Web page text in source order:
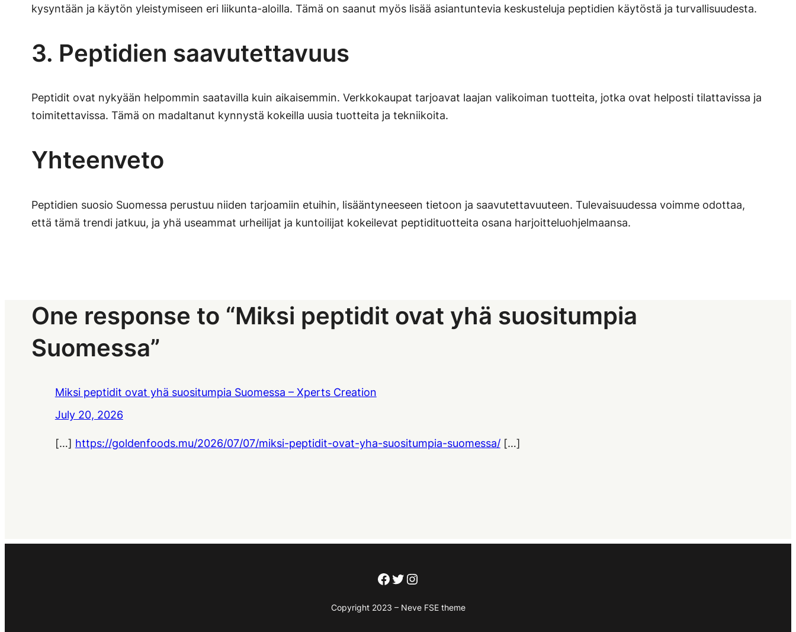
kysyntään ja käytön yleistymiseen eri liikunta-aloilla. Tämä on saanut myös lisää asiantuntevia keskusteluja peptidien käytöstä ja turvallisuudesta.
3. Peptidien saavutettavuus
Peptidit ovat nykyään helpommin saatavilla kuin aikaisemmin. Verkkokaupat tarjoavat laajan valikoiman tuotteita, jotka ovat helposti tilattavissa ja
toimitettavissa. Tämä on madaltanut kynnystä kokeilla uusia tuotteita ja tekniikoita.
Yhteenveto
Peptidien suosio Suomessa perustuu niiden tarjoamiin etuihin, lisääntyneeseen tietoon ja saavutettavuuteen. Tulevaisuudessa voimme odottaa,
että tämä trendi jatkuu, ja yhä useammat urheilijat ja kuntoilijat kokeilevat peptidituotteita osana harjoitteluohjelmaansa.
One response to “Miksi peptidit ovat yhä suositumpia
Suomessa”
Miksi peptidit ovat yhä suositumpia Suomessa – Xperts Creation
July 20, 2026
[…] https://goldenfoods.mu/2026/07/07/miksi-peptidit-ovat-yha-suositumpia-suomessa/[…]
Facebook
Twitter
Instagram
Copyright 2023 – Neve FSE theme